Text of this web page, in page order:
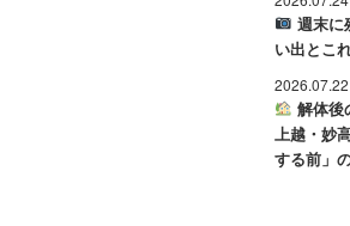
週末に
い出とこ
解体後
上越・妙
する前」